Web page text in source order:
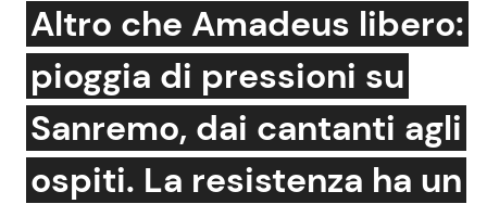
News e Cronaca
Attualità Italiana
Dal Mondo
Gossip e TV
Bellezze VIP
Coppie VIP
Altro che Amadeus libero:
pioggia di pressioni su
Sanremo, dai cantanti agli
ospiti. La resistenza ha un